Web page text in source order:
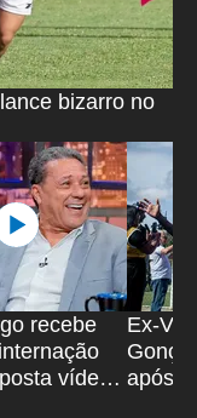
bizarro no
recebe
vídeo;
Ex-
após